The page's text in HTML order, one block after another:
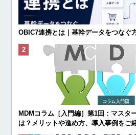
OBIC7連携とは｜基幹データをつなぐ
MDMコラム［入門編］第1回：マスタ
は？メリットや進め方、導入事例をご